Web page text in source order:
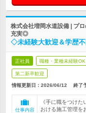
株式会社増岡水道設備 | プ
充実◎
◇未経験大歓迎＆学歴
正社員 職種・業種未経験OK
第二新卒歓迎
情報更新日：2026/06/12 終了
仕事内容
《手に職をつけ
おける施工管理を